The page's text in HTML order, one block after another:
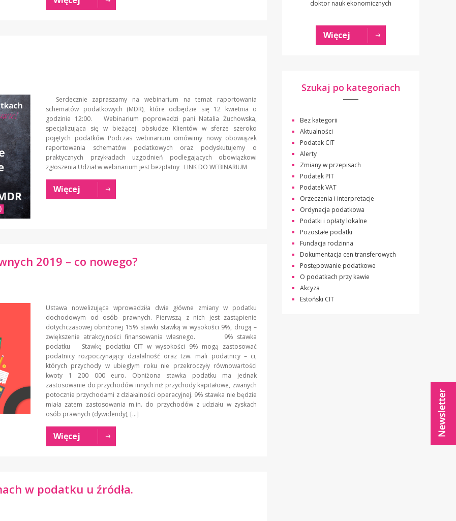
Serdecznie zapraszamy na webinarium na temat raportowania
schematów podatkowych (MDR), które odbędzie się 12 kwietnia o
godzinie 12:00. Webinarium poprowadzi pani Natalia Żuchowska,
specjalizująca się w bieżącej obsłudze Klientów w sferze szeroko
pojętych podatków Podczas webinarium omówimy nowy obowiązek
raportowania schematów podatkowych oraz podyskutujemy o
praktycznych przykładach uzgodnień podlegających obowiązkowi
zgłoszenia Udział w webinarium jest bezpłatny LINK DO WEBINARIUM
Więcej
2019 – co nowego?
Ustawa nowelizująca wprowadziła dwie główne zmiany w podatku
dochodowym od osób prawnych. Pierwszą z nich jest zastąpienie
dotychczasowej obniżonej 15% stawki stawką w wysokości 9%, drugą –
zwiększenie atrakcyjności finansowania własnego. 9% stawka
podatku Stawkę podatku CIT w wysokości 9% mogą zastosować
podatnicy rozpoczynający działalność oraz tzw. mali podatnicy – ci,
których przychody w ubiegłym roku nie przekroczyły równowartości
kwoty 1 200 000 euro. Obniżona stawka podatku ma jednak
zastosowanie do przychodów innych niż przychody kapitałowe, zwanych
potocznie przychodami z działalności operacyjnej. 9% stawka nie będzie
miała zatem zastosowania m.in. do przychodów z udziału w zyskach
osób prawnych (dywidendy), […]
Więcej
w podatku u źródła.
doktor nauk ekonomicznych
Więcej
Szukaj po kategoriach
Bez kategorii
Aktualności
Podatek CIT
Alerty
Zmiany w przepisach
Podatek PIT
Podatek VAT
Orzeczenia i interpretacje
Ordynacja podatkowa
Podatki i opłaty lokalne
Pozostałe podatki
Fundacja rodzinna
Dokumentacja cen transferowych
Postępowanie podatkowe
O podatkach przy kawie
Akcyza
Estoński CIT